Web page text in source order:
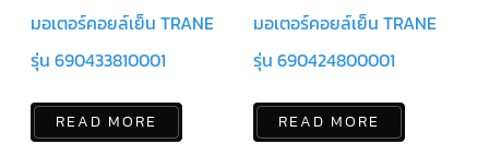
สาย
เซ็นเซอร์/
ฟรีส
เซอร์
แอร์
TRANE
มอเตอร์คอยล์เย็น TRANE
รุ่น 690433810001
READ MORE
มอเตอร์คอยล์เย็น TRANE
รุ่น 690424800001
READ MORE